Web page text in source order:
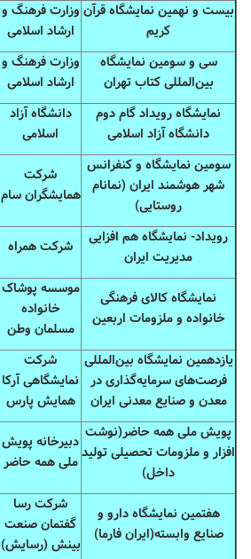
بیست و نهمین نمایشگاه قرآن
کریم
وزارت فرهنگ و
ارشاد اسلامی
سی و سومین نمایشگاه
بین‌المللی کتاب تهران
وزارت فرهنگ و
ارشاد اسلامی
نمایشگاه رویداد گام دوم
دانشگاه آزاد اسلامی
دانشگاه آزاد
اسلامی
سومین نمایشگاه و کنفرانس
شهر هوشمند ایران (نمانام
روستایی)
شرکت
همایشگران سام
رویداد- نمایشگاه هم افزایی
مدیریت ایران
شرکت همراه
نمایشگاه کالای فرهنگی
خانواده و ملزومات اربعین
موسسه پوشاک
خانواده
مسلمان وطن
یازدهمین نمایشگاه بین‌المللی
فرصت‌های سرمایه‌گذاری در
معدن و صنایع معدنی ایران
شرکت
نمایشگاهی آرکا
همایش پارس
پویش ملی همه حاضر(نوشت
افزار و ملزومات تحصیلی تولید
داخل)
دبیرخانه پویش
ملی همه حاضر
هفتمین نمایشگاه دارو و
صنایع وابسته(ایران فارما)
شرکت رسا
گفتمان صنعت
بینش (رسایش)